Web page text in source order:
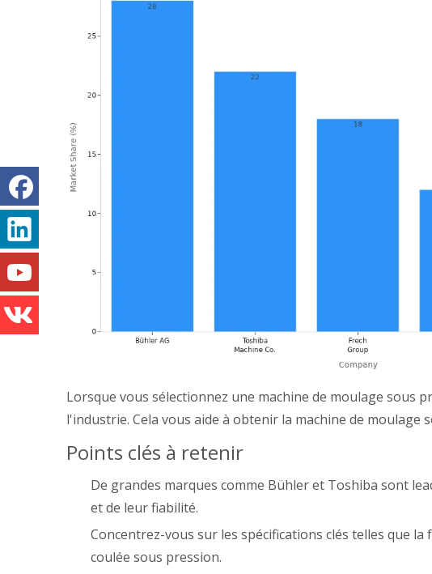
Lorsque vous sélectionnez une machine de moulage sous
l'industrie. Cela vous aide à obtenir la machine de
Points clés à retenir
De grandes marques comme Bühler et Toshiba sont
et de leur fiabilité.
Concentrez-vous sur les spécifications clés telles que
coulée sous pression.